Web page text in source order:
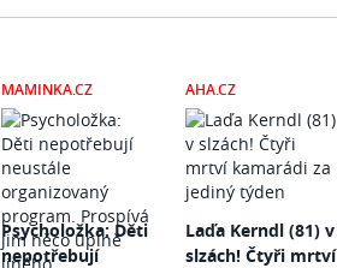
MAMINKA.CZ
Psycholožka: Děti
nepotřebují
AHA.CZ
Laďa Kerndl (81) v
slzách! Čtyři mrtví